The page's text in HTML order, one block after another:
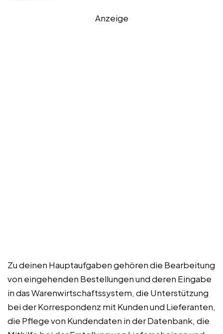
Anzeige
Zu deinen Hauptaufgaben gehören die Bearbeitung
von eingehenden Bestellungen und deren Eingabe
in das Warenwirtschaftssystem, die Unterstützung
bei der Korrespondenz mit Kunden und Lieferanten,
die Pflege von Kundendaten in der Datenbank, die